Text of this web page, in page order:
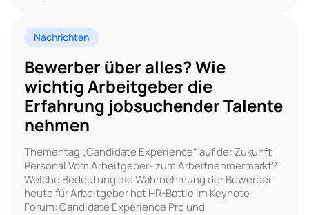
Nachrichten
Bewerber über alles? Wie
wichtig Arbeitgeber die
Erfahrung jobsuchender Talente
nehmen
Thementag „Candidate Experience“ auf der Zukunft
Personal Vom Arbeitgeber- zum Arbeitnehmermarkt?
Welche Bedeutung die Wahrnehmung der Bewerber
heute für Arbeitgeber hat HR-Battle im Keynote-
Forum: Candidate Experience Pro und